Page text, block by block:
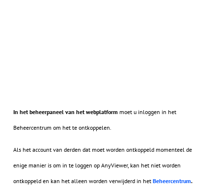
In het beheerpaneel van het webplatform moet u inloggen in het
Beheercentrum om het te ontkoppelen.
Als het account van derden dat moet worden ontkoppeld momenteel de
enige manier is om in te loggen op AnyViewer, kan het niet worden
ontkoppeld en kan het alleen worden verwijderd in het Beheercentrum.